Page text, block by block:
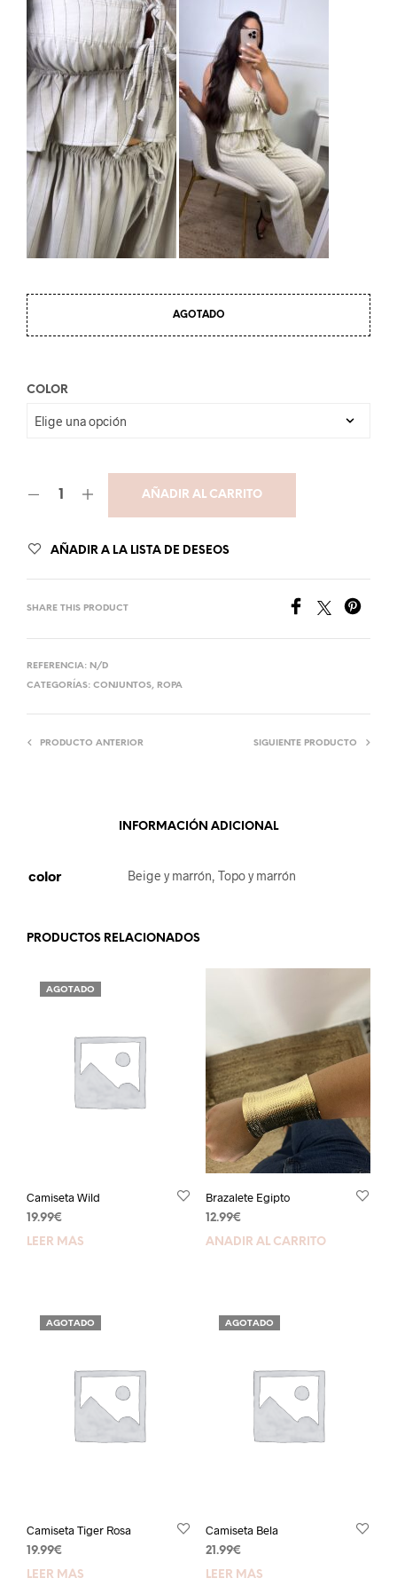
AGOTADO
COLOR
AÑADIR AL CARRITO
AÑADIR A LA LISTA DE DESEOS
SHARE THIS PRODUCT
REFERENCIA: N/D
CATEGORÍAS: CONJUNTOS, ROPA
PRODUCTO ANTERIOR SIGUIENTE PRODUCTO
INFORMACIÓN ADICIONAL
color Beige y marrón, Topo y marrón
PRODUCTOS RELACIONADOS
AGOTADO
Camiseta Wild
19.99€
LEER MÁS
Brazalete Egipto
12.99€
AÑADIR AL CARRITO
AGOTADO
Camiseta Tiger Rosa
19.99€
LEER MÁS
AGOTADO
Camiseta Bela
21.99€
LEER MÁS